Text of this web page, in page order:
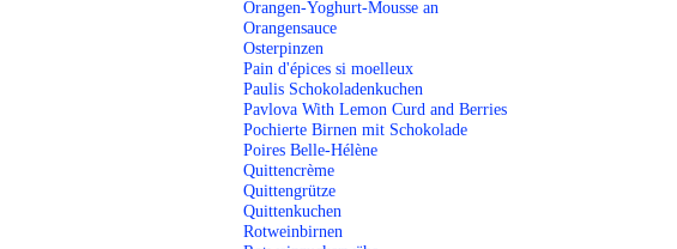
Orangen-Yoghurt-Mousse an
Orangensauce
Osterpinzen
Pain d'épices si moelleux
Paulis Schokoladenkuchen
Pavlova With Lemon Curd and Berries
Pochierte Birnen mit Schokolade
Poires Belle-Hélène
Quittencrème
Quittengrütze
Quittenkuchen
Rotweinbirnen